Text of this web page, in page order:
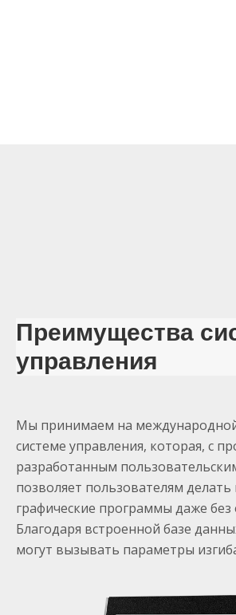
Преимущества
управления
Мы принимаем на
системе управления, которая, с
разработанным
позволяет пользователям
графические программы даже
Благодаря встроенной базе
могут вызывать параметры